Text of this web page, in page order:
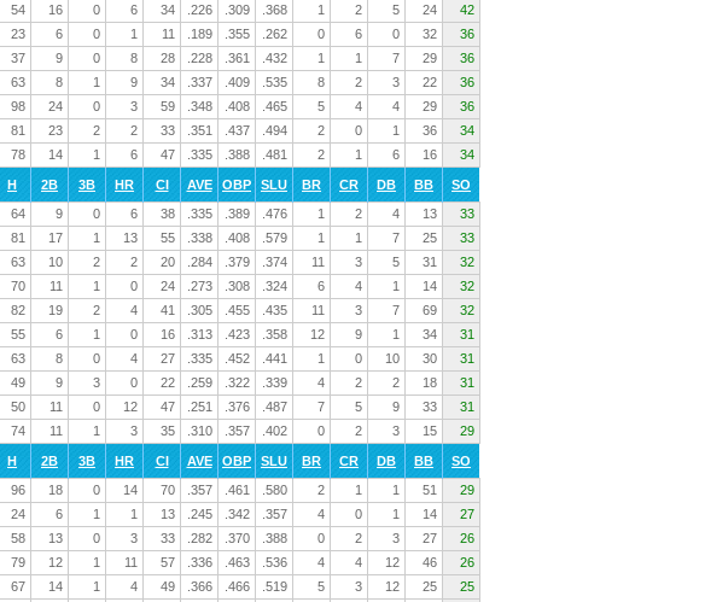
54 16 0 6 34 .226 .309 .368 1 2 5 24
42
23 6 0 1 11 .189 .355 .262 0 6 0 32
36
37 9 0 8 28 .228 .361 .432 1 1 7 29
36
63 8 1 9 34 .337 .409 .535 8 2 3 22
36
98 24 0 3 59 .348 .408 .465 5 4 4 29
36
81 23 2 2 33 .351 .437 .494 2 0 1 36
34
78 14 1 6 47 .335 .388 .481 2 1 6 16 34
H 2B 3B HR CI AVE OBP SLU BR CR DB BB
SO
64 9 0 6 38 .335 .389 .476 1 2 4 13
33
81 17 1 13 55 .338 .408 .579 1 1 7 25
33
63 10 2 2 20 .284 .379 .374 11 3 5 31
32
70 11 1 0 24 .273 .308 .324 6 4 1 14
32
82 19 2 4 41 .305 .455 .435 11 3 7 69
32
55 6 1 0 16 .313 .423 .358 12 9 1 34
31
63 8 0 4 27 .335 .452 .441 1 0 10 30
31
49 9 3 0 22 .259 .322 .339 4 2 2 18
31
50 11 0 12 47 .251 .376 .487 7 5 9 33
31
74 11 1 3 35 .310 .357 .402 0 2 3 15 29
H 2B 3B HR CI AVE OBP SLU BR CR DB BB
SO
96 18 0 14 70 .357 .461 .580 2 1 1 51
29
24 6 1 1 13 .245 .342 .357 4 0 1 14
27
58 13 0 3 33 .282 .370 .388 0 2 3 27
26
79 12 1 11 57 .336 .463 .536 4 4 12 46
26
67 14 1 4 49 .366 .466 .519 5 3 12 25
25